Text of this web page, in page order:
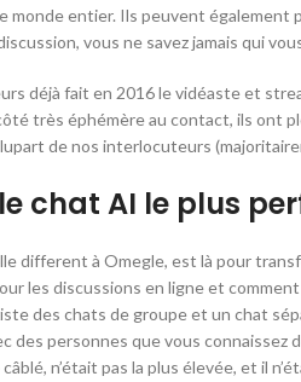
monde entier. Ils peuvent également
vous ne savez jamais qui
déjà fait en 2016 le vidéaste et
très éphémère au contact, ils ont
de nos interlocuteurs
chat AI le plus
different à Omegle, est là pour
les discussions en ligne et
des chats de groupe et un chat
des personnes que vous connaissez
n’était pas la plus élevée, et il